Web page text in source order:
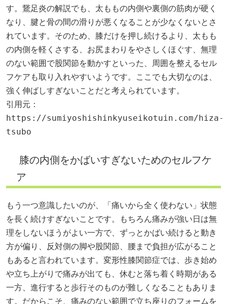
す。鵞足炎の解説でも、太ももの内側や裏側の筋肉が硬く
なり、腱と骨の間の滑りが悪くなることが少なくないとさ
れています。そのため、膝だけを押し続けるより、太もも
の内側を軽くさする、お尻まわりをやさしくほぐす、無理
のない範囲で股関節を動かすといった、周囲を整えるセル
フケアも取り入れやすいようです。ここでも大切なのは、
強く伸ばしすぎないことだと考えられています。
引用元：
https://sumiyoshishinkyuseikotuin.com/hiza-
tsubo
膝の内側をかばいすぎないためのセルフケ
ア
もう一つ意識したいのが、「痛いから全く使わない」状態
を長く続けすぎないことです。もちろん痛みが強い日は無
理をしないほうがよい一方で、ずっとかばい続けると動き
方が偏り、反対側の脚や股関節、腰まで負担が広がること
もあると言われています。変形性膝関節症では、歩き始め
や立ち上がりで痛みが出ても、休むと落ち着く時期がある
一方、進行すると歩行そのものが難しくなることもありま
す。だからこそ、痛みのない範囲で立ち座りのフォームを